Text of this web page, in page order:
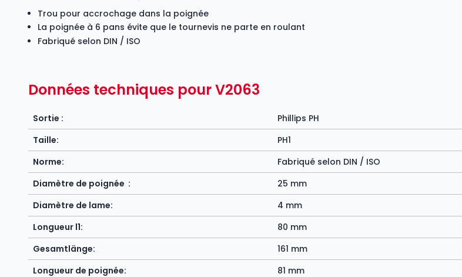
Trou pour accrochage dans la poignée
La poignée à 6 pans évite que le tournevis ne parte en roulant
Fabriqué selon DIN / ISO
Données techniques pour V2063
Sortie :
Phillips PH
Taille:
PH1
Norme:
Fabriqué selon DIN / ISO
Diamètre de poignée :
25 mm
Diamètre de lame:
4 mm
Longueur l1:
80 mm
Gesamtlänge:
161 mm
Longueur de poignée:
81 mm